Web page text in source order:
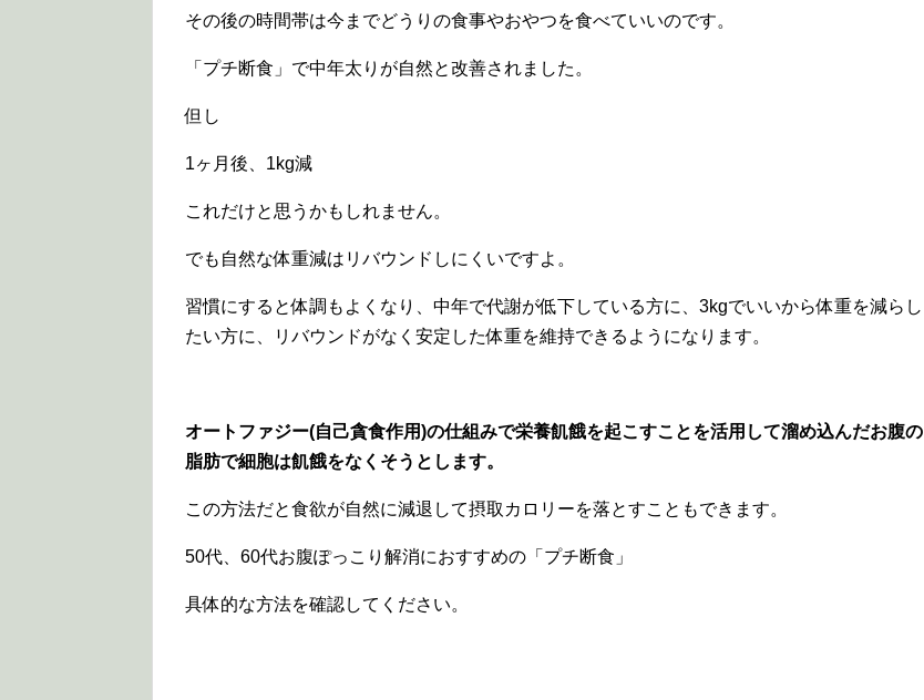
その後の時間帯は今までどうりの食事やおやつを食べていいのです。
「プチ断食」で中年太りが自然と改善されました。
但し
1ヶ月後、1kg減
これだけと思うかもしれません。
でも自然な体重減はリバウンドしにくいですよ。
習慣にすると体調もよくなり、中年で代謝が低下している方に、3kgでいいから体重を減らし
たい方に、リバウンドがなく安定した体重を維持できるようになります。
オートファジー(自己貪食作用)の仕組みで栄養飢餓を起こすことを活用して溜め込んだお腹の
脂肪で細胞は飢餓をなくそうとします。
この方法だと食欲が自然に減退して摂取カロリーを落とすこともできます。
50代、60代お腹ぽっこり解消におすすめの「プチ断食」
具体的な方法を確認してください。